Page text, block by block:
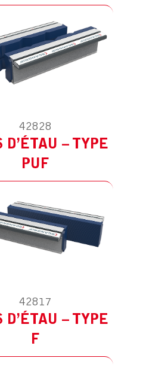
42828
D’ÉTAU – TYPE
PUF
42817
D’ÉTAU – TYPE
F
:POUR AUTRES
:POUR AUTRES